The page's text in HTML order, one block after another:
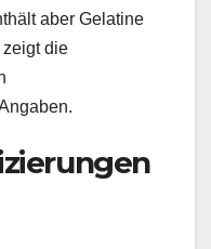
aber Gelatine
zeigt die